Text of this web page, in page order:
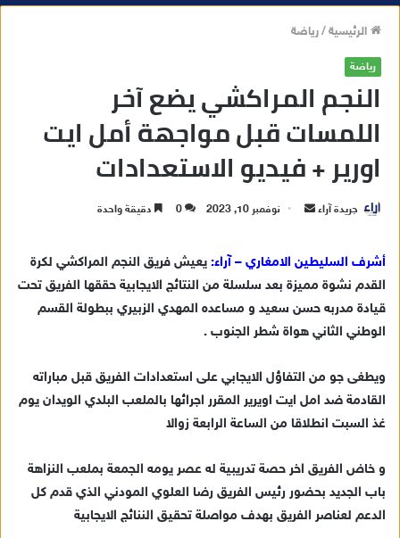
الرئيسية/رياضة
رياضة
النجم المراكشي يضع آخر
اللمسات قبل مواجهة أمل ايت
اورير + فيديو الاستعدادات
جريدة آراء
ب
ي
ا
إ
ل
ت
و
نوفمبر 10, 2023 0 دقيقة واحدة
أشرف السليطين الامغاري – آراء: يعيش فريق النجم المراكشي لكرة
القدم نشوة مميزة بعد سلسلة من النتائج الايجابية حققها الفريق تحت
قيادة مدربه حسن سعيد و مساعده المهدي الزبيري ببطولة القسم
الوطني الثاني هواة شطر الجنوب .
ويطغى جو من التفاؤل الايجابي على استعدادات الفريق قبل مباراته
القادمة ضد امل ايت اويرير المقرر اجرائها بالملعب البلدي الويدان يوم
غذ السبت انطلاقا من الساعة الرابعة زوالا
و خاض الفريق اخر حصة تدريبية له عصر يومه الجمعة بملعب النزاهة
باب الجديد بحضور رئيس الفريق رضا العلوي المودني الذي قدم كل
الدعم لعناصر الفريق بهدف مواصلة تحقيق الننائج الايجابية